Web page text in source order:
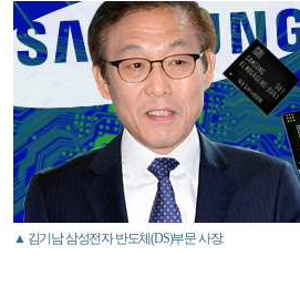
▲ 김기남 삼성전자 반도체(DS)부문 사장.